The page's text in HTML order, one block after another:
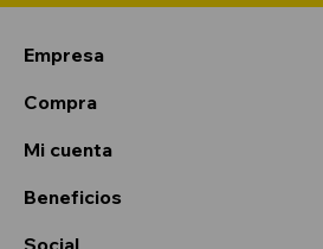
Empresa
Compra
Mi cuenta
Beneficios